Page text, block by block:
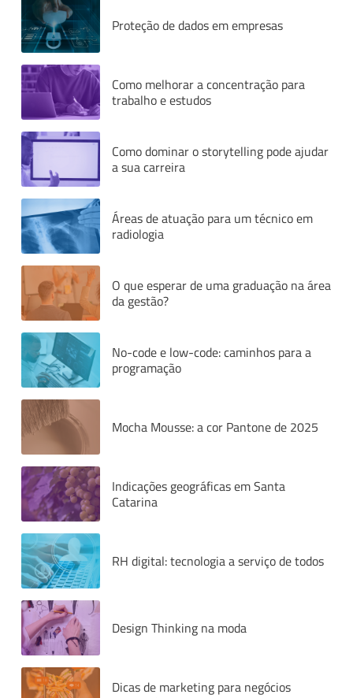
Proteção de dados em empresas
Como melhorar a concentração para
trabalho e estudos
Como dominar o storytelling pode ajudar
a sua carreira
Áreas de atuação para um técnico em
radiologia
O que esperar de uma graduação na área
da gestão?
No-code e low-code: caminhos para a
programação
Mocha Mousse: a cor Pantone de 2025
Indicações geográficas em Santa
Catarina
RH digital: tecnologia a serviço de todos
Design Thinking na moda
Dicas de marketing para negócios
Whatsapp Facebook Linkedin